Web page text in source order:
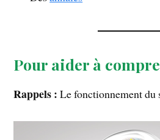
Pour aider à
Rappels : Le fonctionnement du